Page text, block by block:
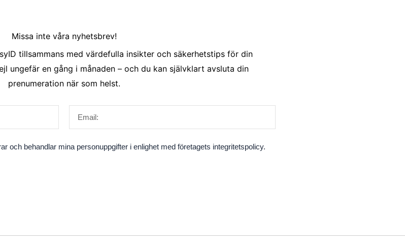
Missa inte våra nyhetsbrev!
tillsammans med värdefulla insikter och säkerhetstips för din
ungefär en gång i månaden – och du kan självklart avsluta din
prenumeration när som helst.
och behandlar mina personuppgifter i enlighet med företagets integritetspolicy.